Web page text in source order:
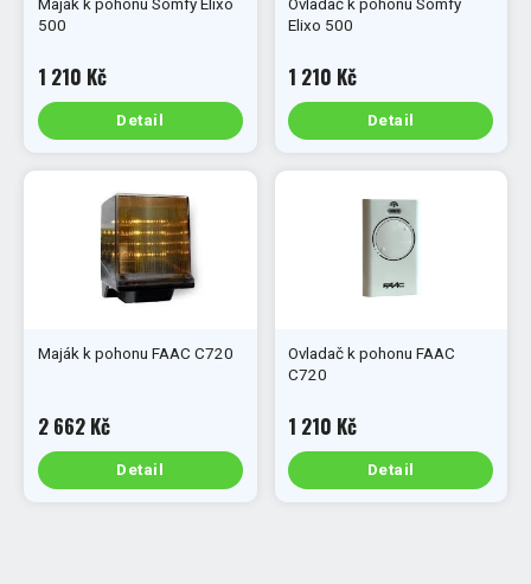
Maják k pohonu Somfy Elixo
500
1 210 Kč
Detail
Ovladač k pohonu Somfy
Elixo 500
1 210 Kč
Detail
Maják k pohonu FAAC C720
2 662 Kč
Detail
Ovladač k pohonu FAAC
C720
1 210 Kč
Detail